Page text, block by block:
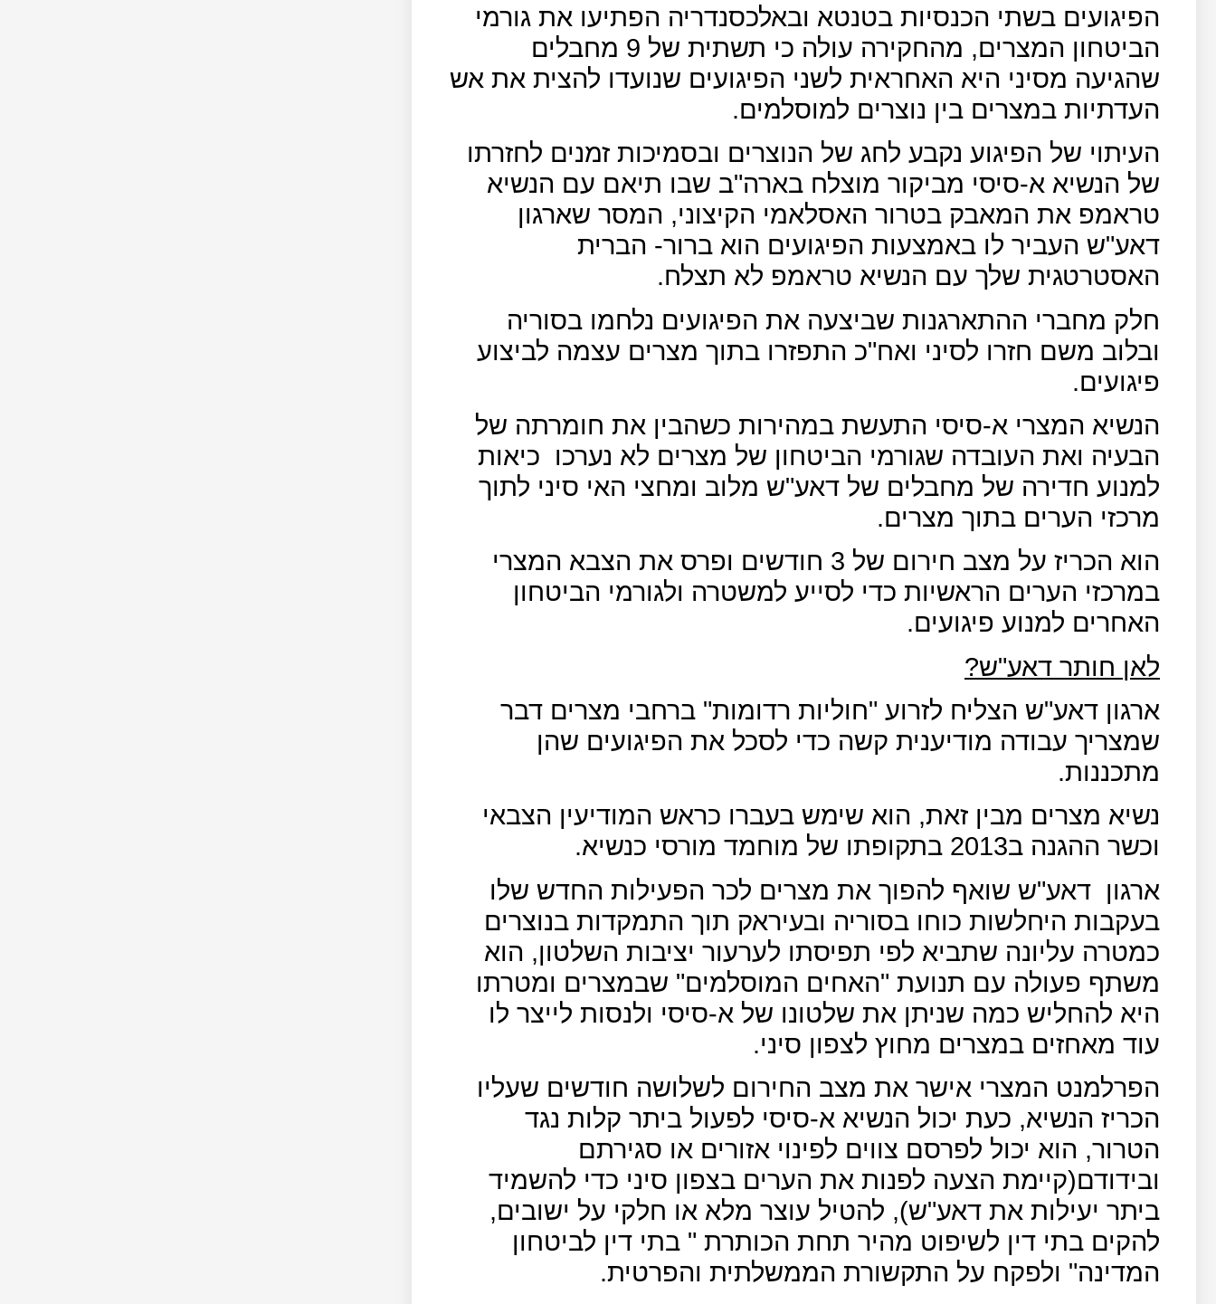
הפיגועים בשתי הכנסיות בטנטא ובאלכסנדריה הפתיעו את גורמי
הביטחון המצרים, מהחקירה עולה כי תשתית של 9 מחבלים
שהגיעה מסיני היא האחראית לשני הפיגועים שנועדו להצית את אש
העדתיות במצרים בין נוצרים למוסלמים.
העיתוי של הפיגוע נקבע לחג של הנוצרים ובסמיכות זמנים לחזרתו
של הנשיא א-סיסי מביקור מוצלח בארה"ב שבו תיאם עם הנשיא
טראמפ את המאבק בטרור האסלאמי הקיצוני, המסר שארגון
דאע"ש העביר לו באמצעות הפיגועים הוא ברור- הברית
האסטרטגית שלך עם הנשיא טראמפ לא תצלח.
חלק מחברי ההתארגנות שביצעה את הפיגועים נלחמו בסוריה
ובלוב משם חזרו לסיני ואח"כ התפזרו בתוך מצרים עצמה לביצוע
פיגועים.
הנשיא המצרי א-סיסי התעשת במהירות כשהבין את חומרתה של
הבעיה ואת העובדה שגורמי הביטחון של מצרים לא נערכו כיאות
למנוע חדירה של מחבלים של דאע"ש מלוב ומחצי האי סיני לתוך
מרכזי הערים בתוך מצרים.
הוא הכריז על מצב חירום של 3 חודשים ופרס את הצבא המצרי
במרכזי הערים הראשיות כדי לסייע למשטרה ולגורמי הביטחון
האחרים למנוע פיגועים.
לאן חותר דאע"ש?
ארגון דאע"ש הצליח לזרוע "חוליות רדומות" ברחבי מצרים דבר
שמצריך עבודה מודיענית קשה כדי לסכל את הפיגועים שהן
מתכננות.
נשיא מצרים מבין זאת, הוא שימש בעברו כראש המודיעין הצבאי
וכשר ההגנה ב2013 בתקופתו של מוחמד מורסי כנשיא.
ארגון דאע"ש שואף להפוך את מצרים לכר הפעילות החדש שלו
בעקבות היחלשות כוחו בסוריה ובעיראק תוך התמקדות בנוצרים
כמטרה עליונה שתביא לפי תפיסתו לערעור יציבות השלטון, הוא
משתף פעולה עם תנועת "האחים המוסלמים" שבמצרים ומטרתו
היא להחליש כמה שניתן את שלטונו של א-סיסי ולנסות לייצר לו
עוד מאחזים במצרים מחוץ לצפון סיני.
הפרלמנט המצרי אישר את מצב החירום לשלושה חודשים שעליו
הכריז הנשיא, כעת יכול הנשיא א-סיסי לפעול ביתר קלות נגד
הטרור, הוא יכול לפרסם צווים לפינוי אזורים או סגירתם
ובידודם(קיימת הצעה לפנות את הערים בצפון סיני כדי להשמיד
ביתר יעילות את דאע"ש), להטיל עוצר מלא או חלקי על ישובים,
להקים בתי דין לשיפוט מהיר תחת הכותרת " בתי דין לביטחון
המדינה" ולפקח על התקשורת הממשלתית והפרטית.